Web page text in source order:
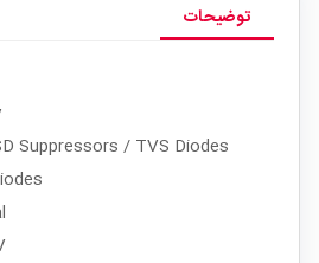
توضیحات
Suppressors / TVS Diodes